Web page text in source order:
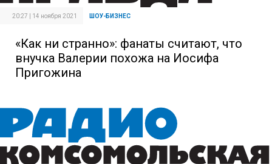
20:27 | 14 ноября 2021 ШОУ-БИЗНЕС
«Как ни странно»: фанаты считают, что
внучка Валерии похожа на Иосифа
Пригожина